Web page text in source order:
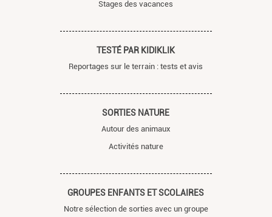
Stages des vacances
TESTÉ PAR KIDIKLIK
Reportages sur le terrain : tests et avis
SORTIES NATURE
Autour des animaux
Activités nature
GROUPES ENFANTS ET SCOLAIRES
Notre sélection de sorties avec un groupe